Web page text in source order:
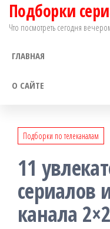
Перейти
Подборки
Что посмотреть сегодня
ГЛАВНАЯ
О САЙТЕ
Подборки по телеканалам
11
сериалов
канала